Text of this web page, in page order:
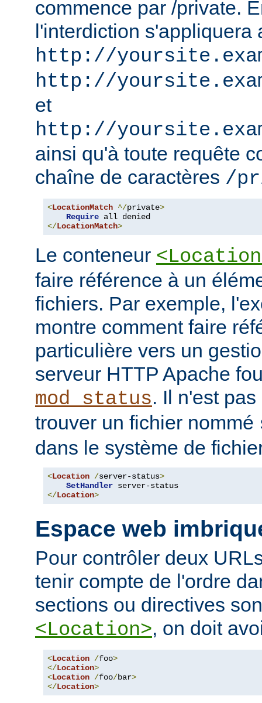
commence par /private.
l'interdiction s'appliquera
http://
http://
et
http://
ainsi qu'à toute requête
chaîne de caractères /
<LocationMatch ^/private>
Require
</LocationMatch>
Le conteneur
faire référence à un
fichiers. Par exemple,
montre comment faire
particulière vers un
serveur HTTP Apache
mod_status. Il n'est
trouver un fichier nommé
dans le système de
<Location /server-status>
SetHandler
</Location>
Espace web
Pour contrôler deux
tenir compte de l'ordre
sections ou directives
<Location>, on doit
<Location /foo>
</Location>
<Location /foo/bar>
</Location>